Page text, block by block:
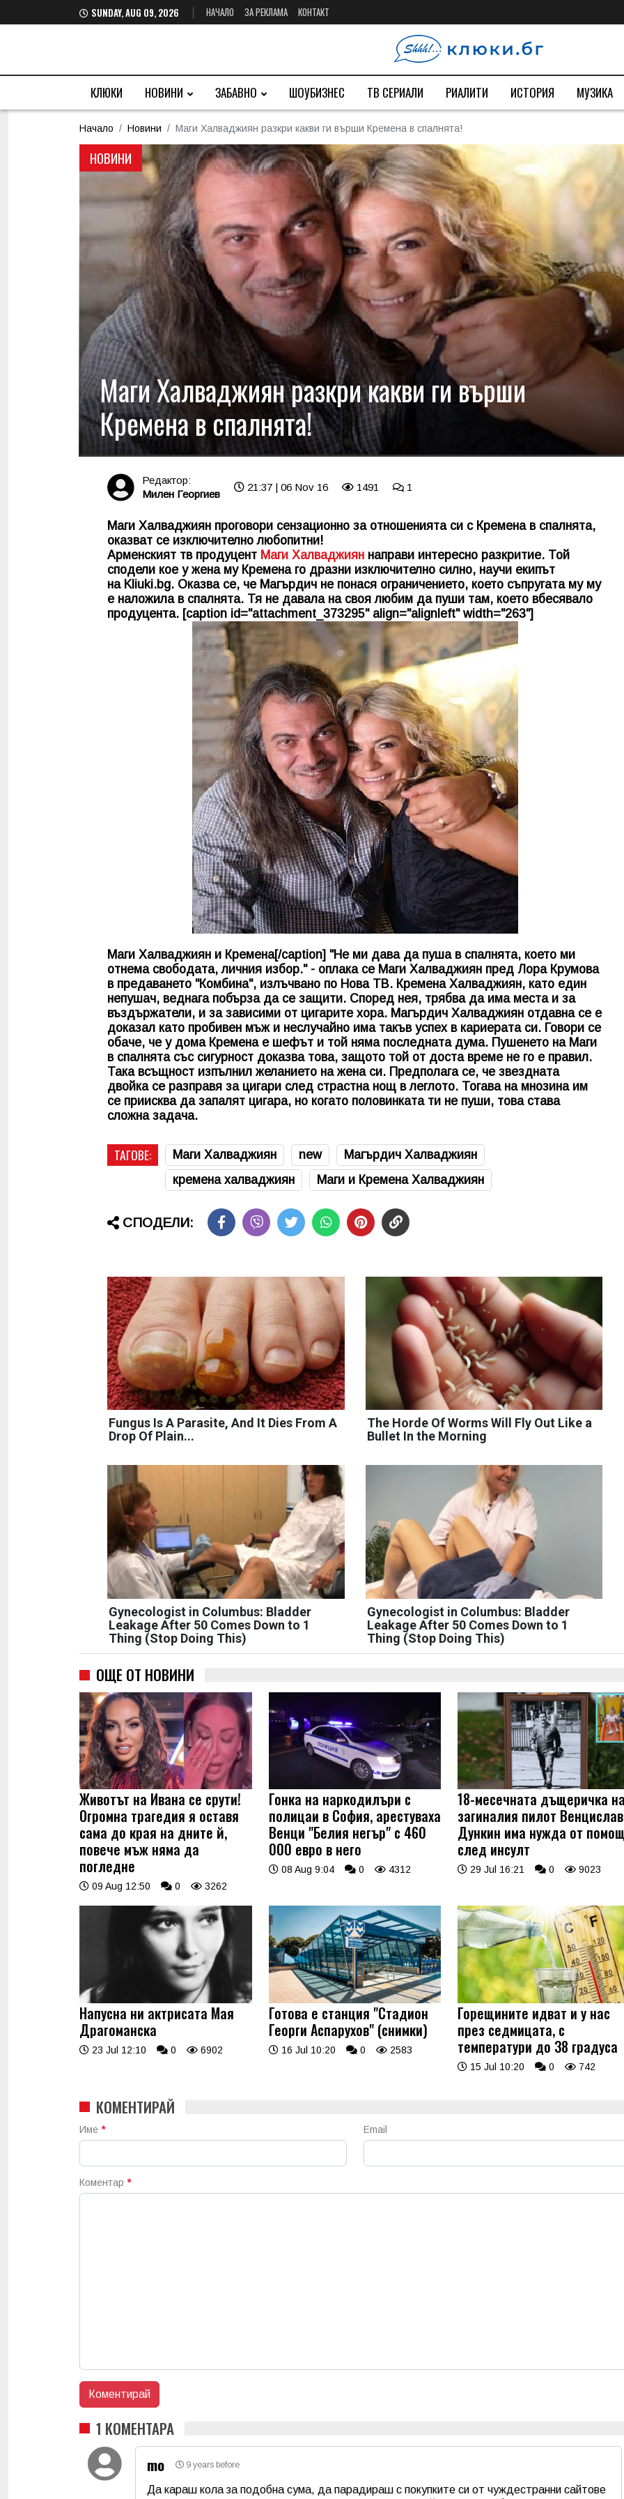
SUNDAY, AUG 09, 2026 НАЧАЛО ЗА РЕКЛАМА КОНТАКТ
КЛЮКИ НОВИНИ ЗАБАВНО ШОУБИЗНЕС ТВ СЕРИАЛИ РИАЛИТИ ИСТОРИЯ МУЗИКА
Начало Новини Маги Халваджиян разкри какви ги върши Кремена в спалнята!
НОВИНИ
Маги Халваджиян разкри какви ги върши
Кремена в спалнята!
Редактор:
Милен Георгиев
21:37 | 06 Nov 16 1491 1
Маги Халваджиян проговори сензационно за отношенията си с Кремена в спалнята,
оказват се изключително любопитни!
Арменският тв продуцент Маги Халваджиян направи интересно разкритие. Той
сподели кое у жена му Кремена го дразни изключително силно, научи екипът
на Kliuki.bg. Оказва се, че Магърдич не понася ограничението, което съпругата му му
е наложила в спалнята. Тя не давала на своя любим да пуши там, което вбесявало
продуцента. [caption id="attachment_373295" align="alignleft" width="263"]
Маги Халваджиян и Кремена[/caption] "Не ми дава да пуша в спалнята, което ми
отнема свободата, личния избор." - оплака се Маги Халваджиян пред Лора Крумова
в предаването "Комбина", излъчвано по Нова ТВ. Кремена Халваджиян, като един
непушач, веднага побърза да се защити. Според нея, трябва да има места и за
въздържатели, и за зависими от цигарите хора. Магърдич Халваджиян отдавна се е
доказал като пробивен мъж и неслучайно има такъв успех в кариерата си. Говори се
обаче, че у дома Кремена е шефът и той няма последната дума. Пушенето на Маги
в спалнята със сигурност доказва това, защото той от доста време не го е правил.
Така всъщност изпълнил желанието на жена си. Предполага се, че звездната
двойка се разправя за цигари след страстна нощ в леглото. Тогава на мнозина им
се приисква да запалят цигара, но когато половинката ти не пуши, това става
сложна задача.
ТАГОВЕ: Маги Халваджиян new
Магърдич Халваджиян
кремена халваджиян
Маги и Кремена Халваджиян
СПОДЕЛИ:
Fungus Is A Parasite, And It Dies From A
Drop Of Plain...
The Horde Of Worms Will Fly Out Like a
Bullet In the Morning
Gynecologist in Columbus: Bladder
Leakage After 50 Comes Down to 1
Thing (Stop Doing This)
Gynecologist in Columbus: Bladder
Leakage After 50 Comes Down to 1
Thing (Stop Doing This)
ОЩЕ ОТ НОВИНИ
Животът на Ивана се срути!
Огромна трагедия я оставя
сама до края на дните й,
повече мъж няма да
погледне
09 Aug 12:50 0 3262
Гонка на наркодилъри с
полицаи в София, арестуваха
Венци "Белия негър" с 460
000 евро в него
08 Aug 9:04 0 4312
18-месечната дъщеричка
загиналия пилот Венцислав
Дункин има нужда от
след инсулт
29 Jul 16:21 0 9023
Напусна ни актрисата Мая
Драгоманска
23 Jul 12:10 0 6902
Готова е станция "Стадион
Георги Аспарухов" (снимки)
16 Jul 10:20 0 2583
Горещините идват и у нас
през седмицата, с
температури до 38 градуса
15 Jul 10:20 0 742
КОМЕНТИРАЙ
Име * Email
Коментар *
1 КОМЕНТАРА
mo
9 years before
Да караш кола за подобна сума, да парадираш с покупките си от чуждестранни сайтове